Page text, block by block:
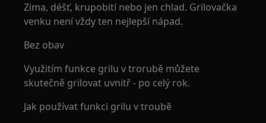
Zima, déšť, krupobití nebo jen chlad. Grilovačka
venku není vždy ten nejlepší nápad.
Bez obav
Využitím funkce grilu v trorubě můžete
skutečně grilovat uvnitř - po celý rok.
Jak používat funkci grilu v troubě